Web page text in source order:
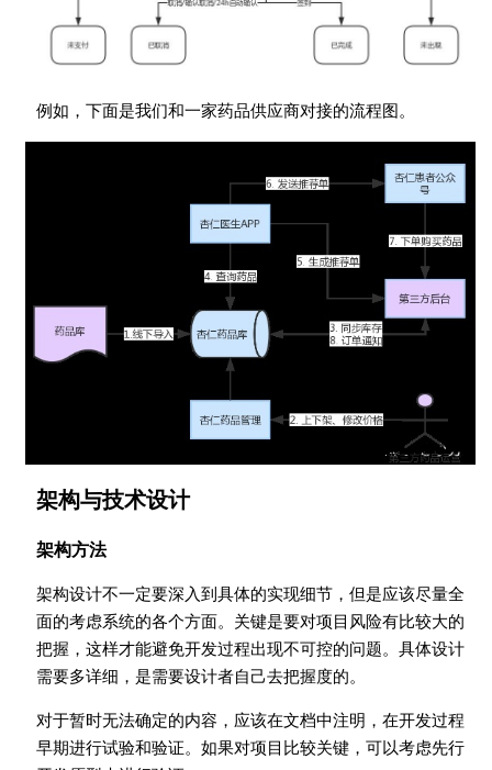
例如，下面是我们和一家药品供应商对接的流程图。
架构与技术设计
架构方法
架构设计不一定要深入到具体的实现细节，但是应该尽量全
面的考虑系统的各个方面。关键是要对项目风险有比较大的
把握，这样才能避免开发过程出现不可控的问题。具体设计
需要多详细，是需要设计者自己去把握度的。
对于暂时无法确定的内容，应该在文档中注明，在开发过程
早期进行试验和验证。如果对项目比较关键，可以考虑先行